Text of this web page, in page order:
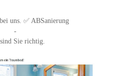
uns. ✅ ABSanierung
-
Sie richtig.